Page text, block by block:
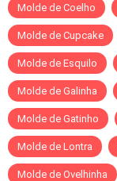
Molde de Coelho
Molde de Cupcake
Molde de Esquilo
Molde de Galinha
Molde de Gatinho
Molde de Lontra
Molde de Ovelhinha